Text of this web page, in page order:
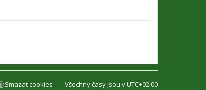
Všechny časy jsou vUTC+02:00
Smazat cookies